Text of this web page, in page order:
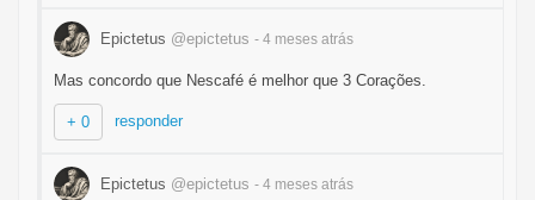
Epictetus @epictetus - 4 meses atrás
Mas concordo que Nescafé é melhor que 3 Corações.
+ 0 responder
Epictetus @epictetus - 4 meses atrás